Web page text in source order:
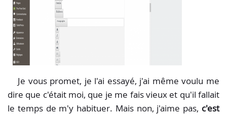
Je vous promet, je l'ai essayé, j'ai même voulu me
dire que c'était moi, que je me fais vieux et qu'il fallait
le temps de m'y habituer. Mais non, j'aime pas, c'est